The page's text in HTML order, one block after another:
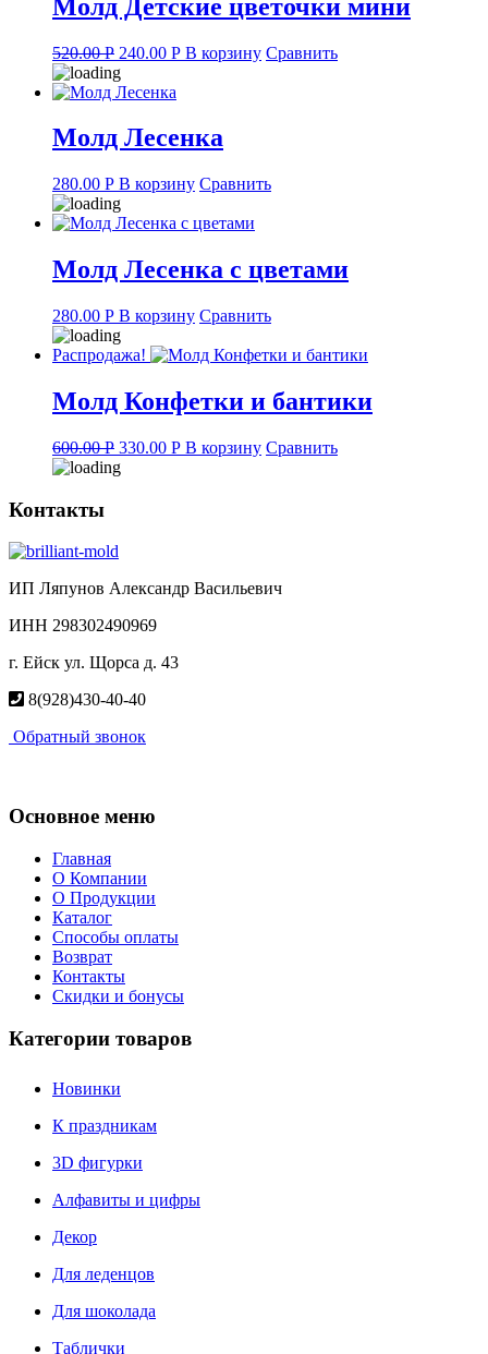
Молд Детские цветочки мини
520.00Р Original
price
was:
240.00 РCurrent
В корзину Сравнить
Молд Лесенка
280.00 Р В корзину Сравнить
Молд Лесенка с цветами
280.00 Р В корзину Сравнить
Распродажа!
Молд Конфетки и бантики
600.00Р Original
price
330.00 РCurrent
В корзину Сравнить
Контакты
ИП Ляпунов Александр Васильевич
ИНН 298302490969
г. Ейск ул. Щорса д. 43
8(928)430-40-40
Обратный звонок
Основное меню
Главная
О Компании
О Продукции
Каталог
Способы оплаты
Возврат
Контакты
Скидки и бонусы
Категории товаров
Новинки
К праздникам
3D фигурки
Алфавиты и цифры
Декор
Для леденцов
Для шоколада
Таблички